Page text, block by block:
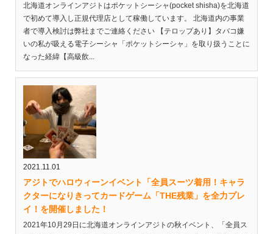
北海道オンラインアジトはポケットシーシャ(pocket shisha)を北海道
で初めて導入し正規代理店として稼働しています。 北海道内の事業
者で導入検討は弊社までご連絡ください 【テロップあり】タバコ嫌
いの私が吸える電子シーシャ「ポケットシーシャ」を取り扱うことに
なった経緯【高級飲...
2021.11.01
アジトでハロウィーンイベント「全員スーツ着用！キャラ
クターになりきってカードゲーム「THE残業」を全力プレ
イ！を開催しました！
2021年10月29日に北海道オンラインアジトの秋イベント、「全員ス